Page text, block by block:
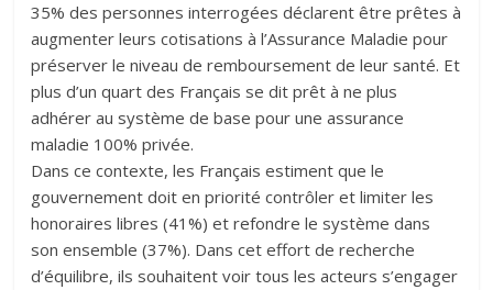
35% des personnes interrogées déclarent être prêtes à
augmenter leurs cotisations à l’Assurance Maladie pour
préserver le niveau de remboursement de leur santé. Et
plus d’un quart des Français se dit prêt à ne plus
adhérer au système de base pour une assurance
maladie 100% privée.
Dans ce contexte, les Français estiment que le
gouvernement doit en priorité contrôler et limiter les
honoraires libres (41%) et refondre le système dans
son ensemble (37%). Dans cet effort de recherche
d’équilibre, ils souhaitent voir tous les acteurs s’engager